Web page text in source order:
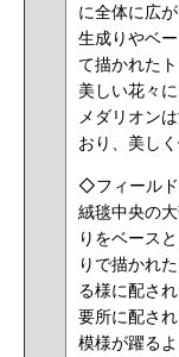
に全体に広
生成りやベ
て描かれた
美しい花々
メダリオン
おり、美し
◇フィール
絨毯中央の
りをベース
りで描かれ
る様に配さ
要所に配さ
模様が躍るよ